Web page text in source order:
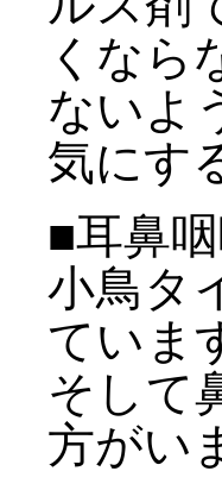
くなら
ないよ
気にす
■耳鼻
小鳥タ
ていま
そして
方がい